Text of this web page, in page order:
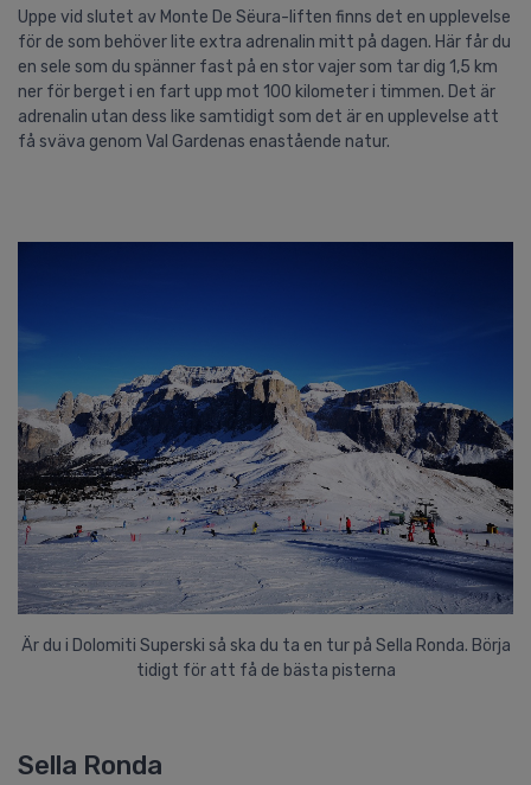
Uppe vid slutet av Monte De Sëura-liften finns det en upplevelse
för de som behöver lite extra adrenalin mitt på dagen. Här får du
en sele som du spänner fast på en stor vajer som tar dig 1,5 km
ner för berget i en fart upp mot 100 kilometer i timmen. Det är
adrenalin utan dess like samtidigt som det är en upplevelse att
få sväva genom Val Gardenas enastående natur.
Är du i Dolomiti Superski så ska du ta en tur på Sella Ronda. Börja
tidigt för att få de bästa pisterna
Sella Ronda